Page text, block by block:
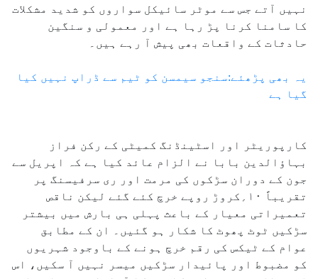
نہیں آتے جس سے موٹر سائیکل سواروں کو شدید مشکلات
کا سامنا کرنا پڑ رہا ہے اور معمولی و سنگین
حادثات کے واقعات بھی پیش آ رہے ہیں۔
یہ بھی پڑھئے:سنجو سیمسن کو ٹیم سے ڈراپ نہیں کیا
گیا ہے
کارپوریٹر اور اسٹینڈنگ کمیٹی کے رکن فراز
بہاؤالدین بابا نے الزام عائد کیا ہے کہ اپریل سے
جون کے دوران سڑکوں کی مرمت اور ری سرفیسنگ پر
تقریباً ۱۰؍کروڑ روپے خرچ کئے گئے لیکن ناقص
تعمیراتی معیار کے باعث پہلی ہی بارش میں بیشتر
سڑکیں ٹوٹ پھوٹ کا شکار ہو گئیں۔ ان کے مطابق
عوام کے ٹیکس کی رقم خرچ ہونے کے باوجود شہریوں
کو مضبوط اور پائیدار سڑکیں میسر نہیں آ سکیں، اس